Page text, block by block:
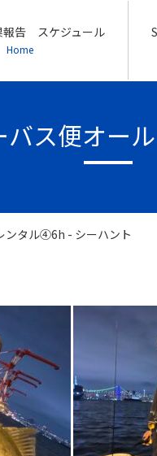
告 スケジュール
Home
ス便オー
ンタル④6h - シーハント